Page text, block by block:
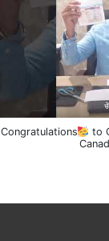
Congratulations
to